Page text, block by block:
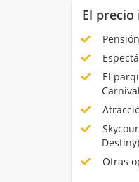
El precio
El
Otras